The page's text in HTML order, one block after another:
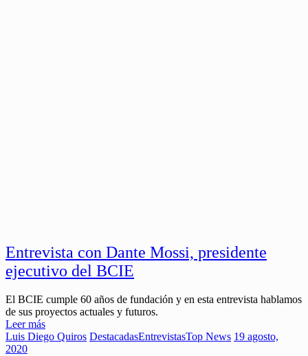
Entrevista con Dante Mossi, presidente
ejecutivo del BCIE
El BCIE cumple 60 años de fundación y en esta entrevista hablamos
de sus proyectos actuales y futuros.
Leer más
Luis Diego Quiros DestacadasEntrevistasTop News 19 agosto,
2020